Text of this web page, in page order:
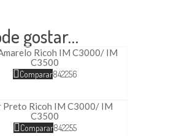
gostar…
Ricoh IM C3000/ IM
C3500
Comparar842256
Preto Ricoh IM C3000/ IM
C3500
Comparar842255